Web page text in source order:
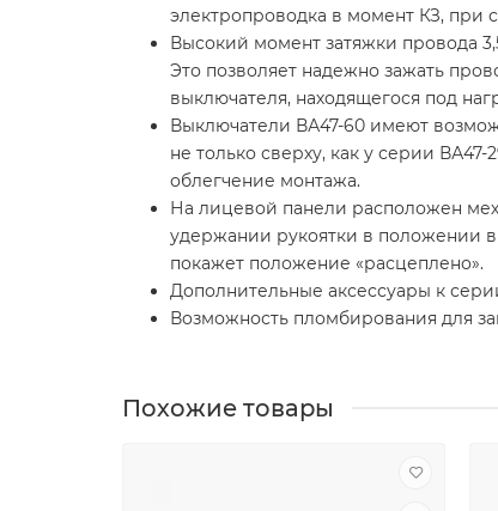
электропроводка в момент КЗ, при
Высокий момент затяжки провода
Это позволяет надежно зажать
выключателя, находящегося под
Выключатели ВА47-60 имеют
не только сверху, как у серии
облегчение монтажа.
На лицевой панели расположен
удержании рукоятки в положении
покажет положение «расцеплено».
Дополнительные аксессуары к
Возможность пломбирования для
Похожие товары